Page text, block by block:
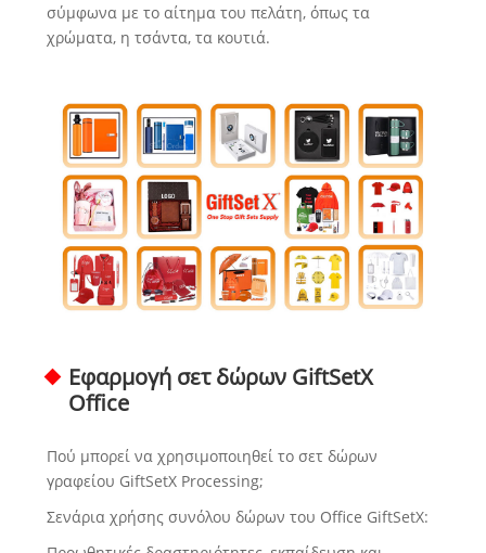
σύμφωνα με το αίτημα του πελάτη, όπως τα
χρώματα, η τσάντα, τα κουτιά.
Εφαρμογή σετ δώρων GiftSetX
Office
Πού μπορεί να χρησιμοποιηθεί το σετ δώρων
γραφείου GiftSetX Processing;
Σενάρια χρήσης συνόλου δώρων του Office GiftSetX: